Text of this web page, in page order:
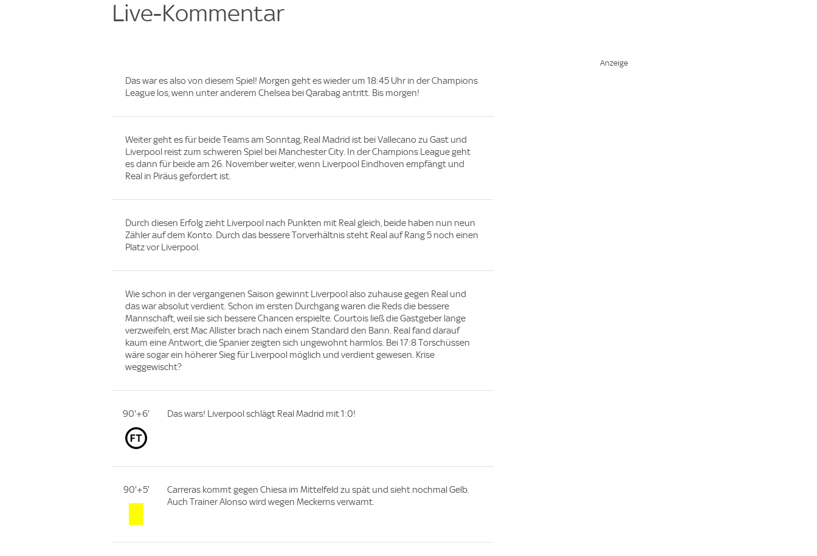
Live-Kommentar
Das war es also von diesem Spiel! Morgen geht es wieder um 18:45 Uhr in der Champions
League los, wenn unter anderem Chelsea bei Qarabag antritt. Bis morgen!
Weiter geht es für beide Teams am Sonntag, Real Madrid ist bei Vallecano zu Gast und
Liverpool reist zum schweren Spiel bei Manchester City. In der Champions League geht
es dann für beide am 26. November weiter, wenn Liverpool Eindhoven empfängt und
Real in Piräus gefordert ist.
Durch diesen Erfolg zieht Liverpool nach Punkten mit Real gleich, beide haben nun neun
Zähler auf dem Konto. Durch das bessere Torverhältnis steht Real auf Rang 5 noch einen
Platz vor Liverpool.
Wie schon in der vergangenen Saison gewinnt Liverpool also zuhause gegen Real und
das war absolut verdient. Schon im ersten Durchgang waren die Reds die bessere
Mannschaft, weil sie sich bessere Chancen erspielte. Courtois ließ die Gastgeber lange
verzweifeln, erst Mac Allister brach nach einem Standard den Bann. Real fand darauf
kaum eine Antwort, die Spanier zeigten sich ungewohnt harmlos. Bei 17:8 Torschüssen
wäre sogar ein höherer Sieg für Liverpool möglich und verdient gewesen. Krise
weggewischt?
90'+6' Das wars! Liverpool schlägt Real Madrid mit 1:0!
90'+5'
Carreras kommt gegen Chiesa im Mittelfeld zu spät und sieht nochmal Gelb.
Auch Trainer Alonso wird wegen Meckerns verwarnt.